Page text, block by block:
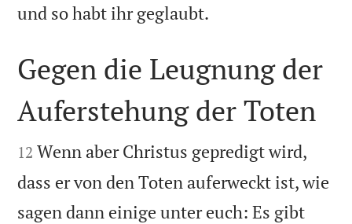
und so habt ihr geglaubt.

Gegen die Leugnung der
Auferstehung der Toten

12 Wenn aber Christus gepredigt wird,
dass er von den Toten auferweckt ist, wie
sagen dann einige unter euch: Es gibt